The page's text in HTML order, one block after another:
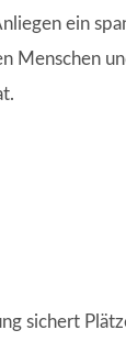
ein
Menschen
sichert